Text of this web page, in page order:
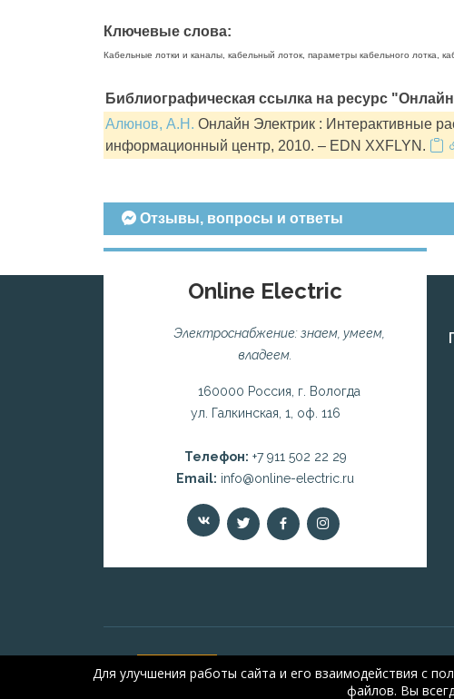
Ключевые слова:
Кабельные лотки и каналы, кабельный лоток, параметры кабельного лотка,
Библиографическая ссылка на ресурс
Алюнов, А.Н. Онлайн Электрик : Интерактивные
информационный центр, 2010. – EDN XXFLYN.
Отзывы, вопросы и ответы
Online Electric
Электроснабжение: знаем, умеем,
владеем.
160000 Россия, г. Вологда
ул. Галкинская, 1, оф. 116
Телефон: +7 911 502 22 29
Email: info@online-electric.ru
Для улучшения работы сайта и его взаимодействия с
файлов. Вы